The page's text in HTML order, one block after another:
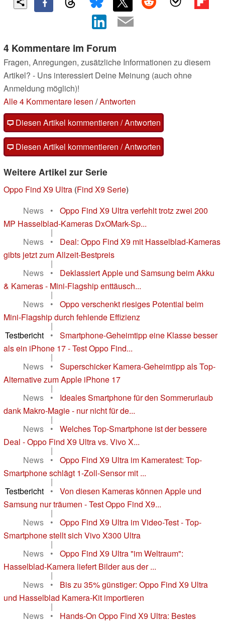
4 Kommentare im Forum
Fragen, Anregungen, zusätzliche Informationen zu diesem
Artikel? - Uns interessiert Deine Meinung (auch ohne
Anmeldung möglich)!
Alle 4 Kommentare lesen /Antworten
Diesen Artikel kommentieren / Antworten
Diesen Artikel kommentieren / Antworten
Weitere Artikel zur Serie
Oppo Find X9 Ultra (Find X9 Serie)
News
•
Oppo Find X9 Ultra verfehlt trotz zwei 200
MP Hasselblad-Kameras DxOMark-Sp...
|
News
•
Deal: Oppo Find X9 mit Hasselblad-Kameras
gibts jetzt zum Allzeit-Bestpreis
|
News
•
Deklassiert Apple und Samsung beim Akku
& Kameras - Mini-Flagship enttäusch...
|
News
•
Oppo verschenkt riesiges Potential beim
Mini-Flagship durch fehlende Effizienz
|
Testbericht
•
Smartphone-Geheimtipp eine Klasse besser
als ein iPhone 17 - Test Oppo Find...
|
News
•
Superschicker Kamera-Geheimtipp als Top-
Alternative zum Apple iPhone 17
|
News
•
Ideales Smartphone für den Sommerurlaub
dank Makro-Magie - nur nicht für de...
|
News
•
Welches Top-Smartphone ist der bessere
Deal - Oppo Find X9 Ultra vs. Vivo X...
|
News
•
Oppo Find X9 Ultra im Kameratest: Top-
Smartphone schlägt 1-Zoll-Sensor mit ...
|
Testbericht
•
Von diesen Kameras können Apple und
Samsung nur träumen - Test Oppo Find X9...
|
News
•
Oppo Find X9 Ultra im Video-Test - Top-
Smartphone stellt sich Vivo X300 Ultra
|
News
•
Oppo Find X9 Ultra "im Weltraum":
Hasselblad-Kamera liefert Bilder aus der ...
|
News
•
Bis zu 35% günstiger: Oppo Find X9 Ultra
und Hasselblad Kamera-Kit importieren
|
News
•
Hands-On Oppo Find X9 Ultra: Bestes